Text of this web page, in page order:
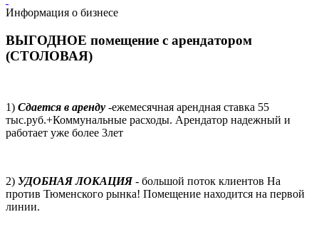
Информация о бизнесе
ВЫГОДНОЕ помещение с арендатором
(СТОЛОВАЯ)
1) Сдается в аренду -ежемесячная арендная ставка 55
тыс.руб.+Коммунальные расходы. Арендатор надежный и
работает уже более 3лет
2) УДОБНАЯ ЛОКАЦИЯ- большой поток клиентов На
против Тюменского рынка! Помещение находится на первой
линии.